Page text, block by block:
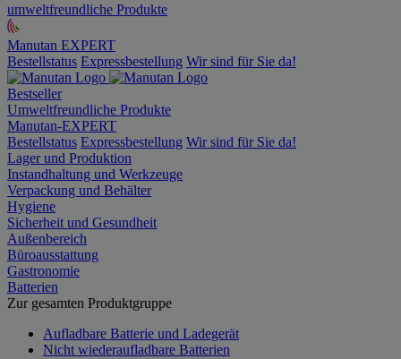
umweltfreundliche Produkte
Manutan EXPERT
Bestellstatus Expressbestellung Wir sind für Sie da!
Bestseller
Umweltfreundliche Produkte
Manutan-EXPERT
Bestellstatus Expressbestellung Wir sind für Sie da!
Lager und Produktion
Instandhaltung und Werkzeuge
Verpackung und Behälter
Hygiene
Sicherheit und Gesundheit
Außenbereich
Büroausstattung
Gastronomie
Batterien
Zur gesamten Produktgruppe
Aufladbare Batterie und Ladegerät
Nicht wiederaufladbare Batterien